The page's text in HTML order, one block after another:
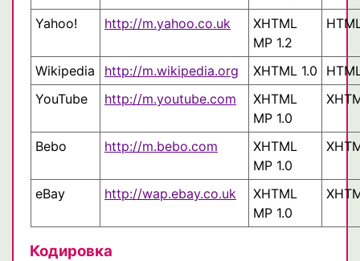
Yahoo! http://m.yahoo.co.uk
XHTML
MP 1.2
Wikipedia http://m.wikipedia.org XHTML 1.0
YouTube
http://m.youtube.com
XHTML
MP 1.0
Bebo http://m.bebo.com
XHTML
MP 1.0
eBay http://wap.ebay.co.uk
XHTML
MP 1.0
Кодировка